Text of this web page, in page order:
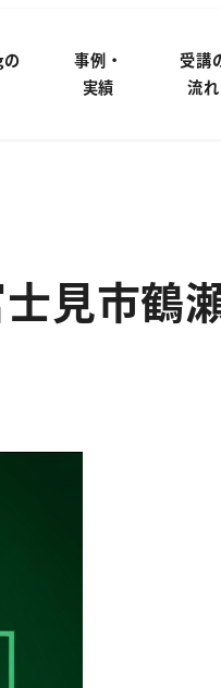
事例・
実績
受講
流れ
見市鶴